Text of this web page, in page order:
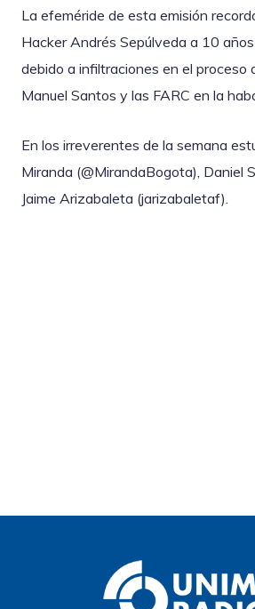
La efeméride de esta emisión
Hacker Andrés Sepúlveda a 10
debido a infiltraciones en el proceso
Manuel Santos y las FARC en la
En los irreverentes de la semana
Miranda (@MirandaBogota), Daniel
Jaime Arizabaleta (jarizabaletaf).